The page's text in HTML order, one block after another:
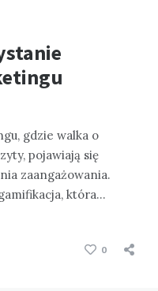
gdzie walka o
pojawiają się
zaangażowania.
która…
0